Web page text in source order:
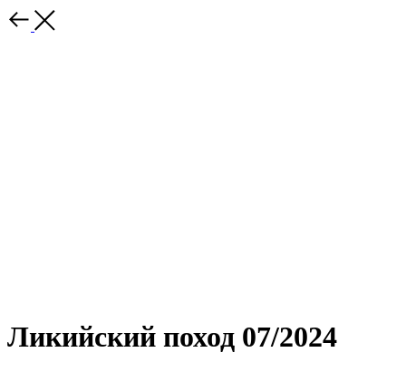
Ликийский поход 07/2024